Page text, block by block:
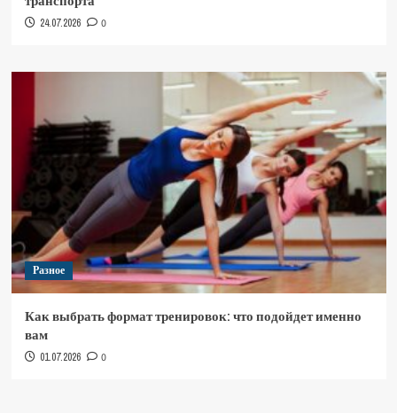
24.07.2026 0
Разное
Как выбрать формат тренировок: что подойдет именно
вам
01.07.2026 0